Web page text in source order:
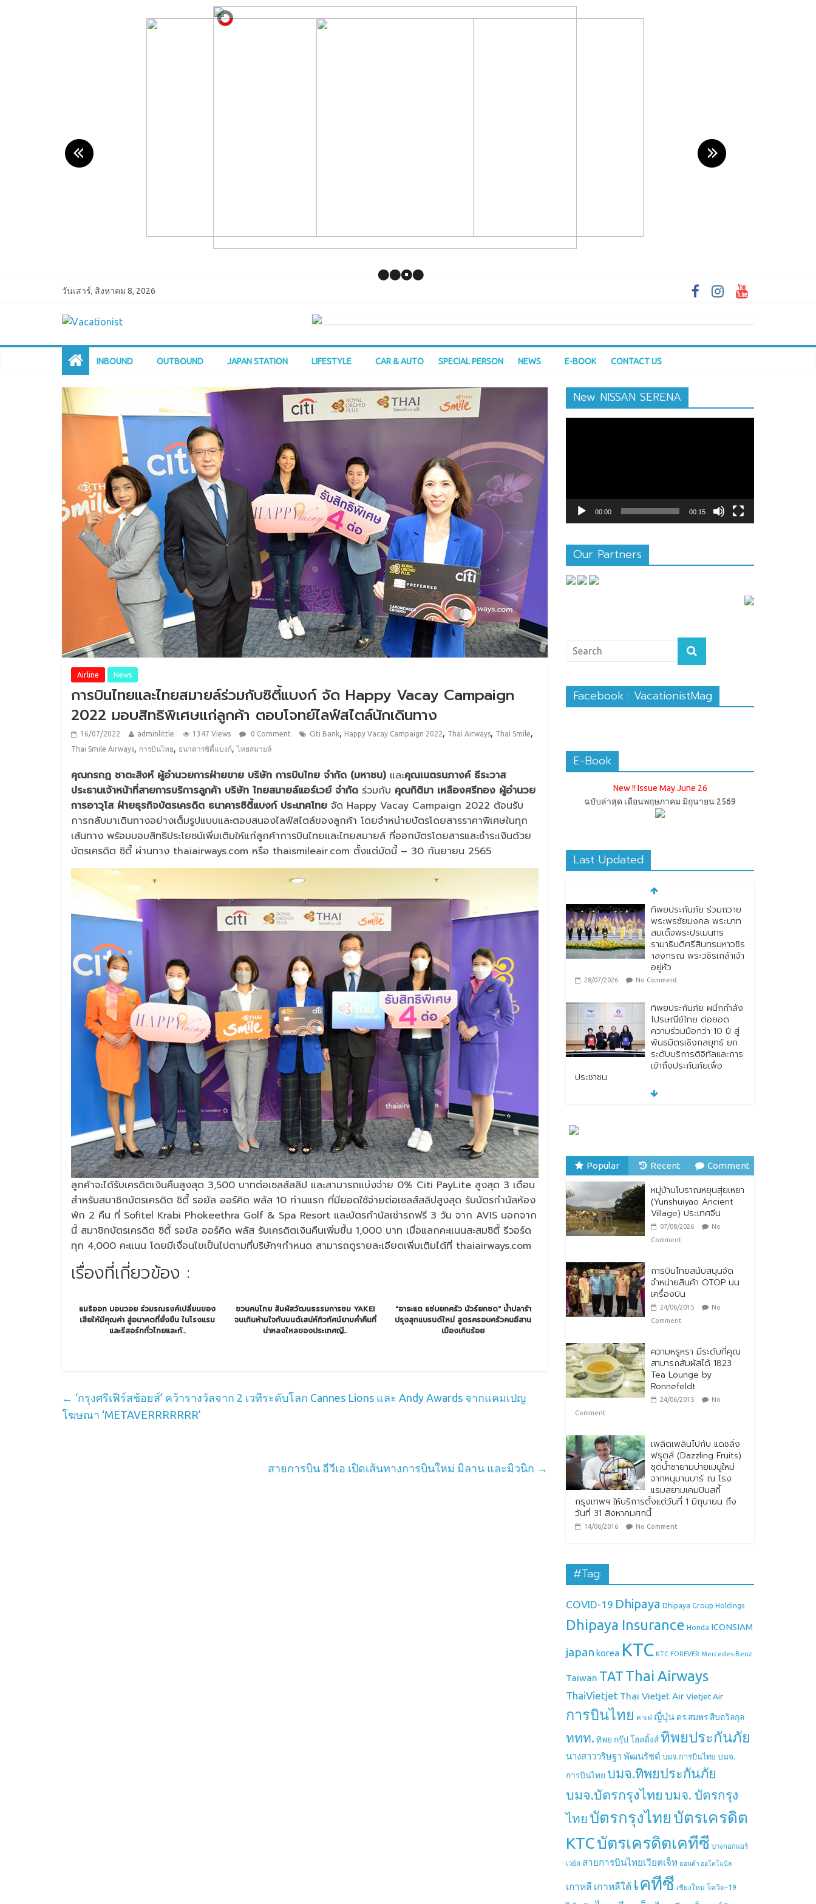
วันเสาร์, สิงหาคม 8, 2026
INBOUND OUTBOUND JAPAN STATION LIFESTYLE CAR & AUTO SPECIAL PERSON NEWS E-BOOK CONTACT US
Airline News
การบินไทยและไทยสมายล์ร่วมกับซิตี้แบงก์ จัด Happy Vacay Campaign
2022 มอบสิทธิพิเศษแก่ลูกค้า ตอบโจทย์ไลฟ์สไตล์นักเดินทาง
16/07/2022 adminlittle 1347 Views 0 Comment Citi Bank, Happy Vacay Campaign 2022, Thai Airways, Thai Smile,
Thai Smile Airways, การบินไทย, ธนาคารซิตี้แบงก์,ไทยสมายล์
คุณกรกฏ ชาตะสิงห์ ผู้อำนวยการฝ่ายขาย บริษัท การบินไทย จำกัด (มหาชน) และคุณเนตรนภางค์ ธีระวาส
ประธานเจ้าหน้าที่สายการบริการลูกค้า บริษัท ไทยสมายล์แอร์เวย์ จำกัด ร่วมกับ คุณกิติมา เหลืองศรีทอง ผู้อำนวย
การอาวุโส ฝ่ายธุรกิจบัตรเครดิต ธนาคารซิตี้แบงก์ ประเทศไทย จัด Happy Vacay Campaign 2022 ต้อนรับ
การกลับมาเดินทางอย่างเต็มรูปแบบและตอบสนองไลฟ์สไตล์ของลูกค้า โดยจำหน่ายบัตรโดยสารราคาพิเศษในทุก
เส้นทาง พร้อมมอบสิทธิประโยชน์เพิ่มเติมให้แก่ลูกค้าการบินไทยและไทยสมายล์ ที่ออกบัตรโดยสารและชำระเงินด้วย
บัตรเครดิต ซิตี้ ผ่านทาง thaiairways.com หรือ thaismileair.com ตั้งแต่บัดนี้ – 30 กันยายน 2565
ลูกค้าจะได้รับเครดิตเงินคืนสูงสุด 3,500 บาทต่อเซลส์สลิป และสามารถแบ่งจ่าย 0% Citi PayLite สูงสุด 3 เดือน
สำหรับสมาชิกบัตรเครดิต ซิตี้ รอยัล ออร์คิด พลัส 10 ท่านแรก ที่มียอดใช้จ่ายต่อเซลส์สลิปสูงสุด รับบัตรกำนัลห้อง
พัก 2 คืน ที่ Sofitel Krabi Phokeethra Golf & Spa Resort และบัตรกำนัลเช่ารถฟรี 3 วัน จาก AVIS นอกจาก
นี้ สมาชิกบัตรเครดิต ซิตี้ รอยัล ออร์คิด พลัส รับเครดิตเงินคืนเพิ่มขึ้น 1,000 บาท เมื่อแลกคะแนนสะสมซิตี้ รีวอร์ด
ทุก 4,000 คะแนน โดยมีเงื่อนไขเป็นไปตามที่บริษัทฯกำหนด สามารถดูรายละเอียดเพิ่มเติมได้ที่ thaiairways.com
เรื่องที่เกี่ยวข้อง :
แมริออท บอนวอย ร่วมรณรงค์เปลี่ยนของ
เสียให้มีคุณค่า สู่อนาคตที่ยั่งยืน ในโรงแรม
และรีสอร์ททั่วไทยและกั...
ชวนคนไทย สัมผัสวัฒนธรรมการชม YAKEI
จนเกินห้ามใจกับมนต์เสน่ห์ทิวทัศน์ยามค่ำคืนที่
น่าหลงใหลของประเทศญี...
"อาระแต แซ่บยกครัว นัวร์ยกซด" น้ำปลาร้า
ปรุงสุกแบรนด์ใหม่ สูตรครอบครัวคนอีสาน
เมืองเกินร้อย
← ‘กรุงศรีเฟิร์สช้อยส์’ คว้ารางวัลจาก 2 เวทีระดับโลก Cannes Lions และ Andy Awards จากแคมเปญ
โฆษณา ‘METAVERRRRRRR’
สายการบิน อีวีเอ เปิดเส้นทางการบินใหม่ มิลาน และมิวนิก →
New NISSAN SERENA
00:00 00:15
Our Partners
Facebook : VacationistMag
E-Book
New !! Issue May June 26
ฉบับล่าสุด เดือนพฤษภาคม มิถุนายน 2569
Last Updated
ทิพยประกันภัย ร่วมถวาย
พระพรชัยมงคล พระบาท
สมเด็จพระปรเมนทร
รามาธิบดีศรีสินทรมหาวชิร
าลงกรณ พระวชิรเกล้าเจ้า
อยู่หัว
28/07/2026 No Comment
ทิพยประกันภัย ผนึกกำลัง
ไปรษณีย์ไทย ต่อยอด
ความร่วมมือกว่า 10 ปี สู่
พันธมิตรเชิงกลยุทธ์ ยก
ระดับบริการดิจิทัลและการ
เข้าถึงประกันภัยเพื่อ
ประชาชน
No Comment
หมู่บ้านโบราณหยุนสุ่ยเหยา
(Yunshuiyao Ancient
Village) ประเทศจีน
07/08/2026
No
Comment
Popular Recent Comment
หมู่บ้านโบราณหยุนสุ่ยเหยา
(Yunshuiyao Ancient
Village) ประเทศจีน
07/08/2026
No
Comment
การบินไทยสนับสนุนจัด
จำหน่ายสินค้า OTOP บน
เครื่องบิน
24/06/2015
No
Comment
ความหรูหรา มีระดับที่คุณ
สามารถสัมผัสได้ 1823
Tea Lounge by
Ronnefeldt
24/06/2015
No
Comment
เพลิดเพลินไปกับ แดซลิ่ง
ฟรุตส์ (Dazzling Fruits)
ชุดน้ำชายามบ่ายเมนูใหม่
จากหนุมานบาร์ ณ โรง
แรมสยามเคมปินสกี้
กรุงเทพฯ ให้บริการตั้งแต่วันที่ 1 มิถุนายน ถึง
วันที่ 31 สิงหาคมศกนี้
14/06/2016 No Comment
#Tag:
COVID-19 Dhipaya Dhipaya Group Holdings
Dhipaya Insurance Honda ICONSIAM
japan korea KTC KTC FOREVER Mercedes-Benz
Taiwan TAT Thai Airways
ThaiVietjet Thai Vietjet AirVietjet Air
การบินไทย คาเฟ่ ญี่ปุ่น ดร.สมพร สืบถวิลกุล
ททท. ทิพย กรุ๊ป โฮลดิ้งส์ทิพยประกันภัย
นางสาววริษฐา พัฒนรัชต์ บมจ.การบินไทย บมจ.
การบินไทย บมจ.ทิพยประกันภัย
บมจ.บัตรกรุงไทย บมจ. บัตรกรุง
ไทย บัตรกรุงไทย บัตรเครดิต
KTCบัตรเครดิตเคทีซี บางกอกแอร์
เวย์ส สายการบินไทยเวียตเจ็ท ฮอนด้า ออโตโมบิล
เกาหลี เกาหลีใต้ เคทีซี เชียงใหม่ โควิด-19